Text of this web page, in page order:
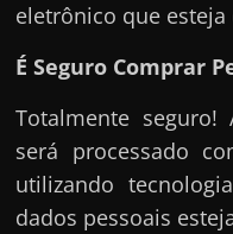
eletrônico que
É Seguro Comprar
Totalmente
será processado
utilizando
dados pessoais